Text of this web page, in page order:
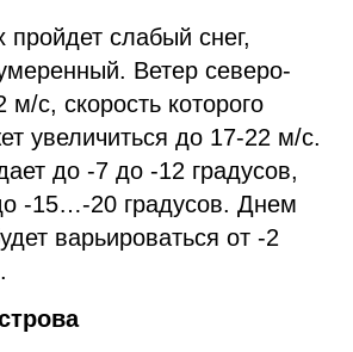
пройдет слабый снег,
Ветер северо-
с, скорость которого
увеличиться до 17-22 м/с.
до -7 до -12 градусов,
-15…-20 градусов. Днем
варьироваться от -2